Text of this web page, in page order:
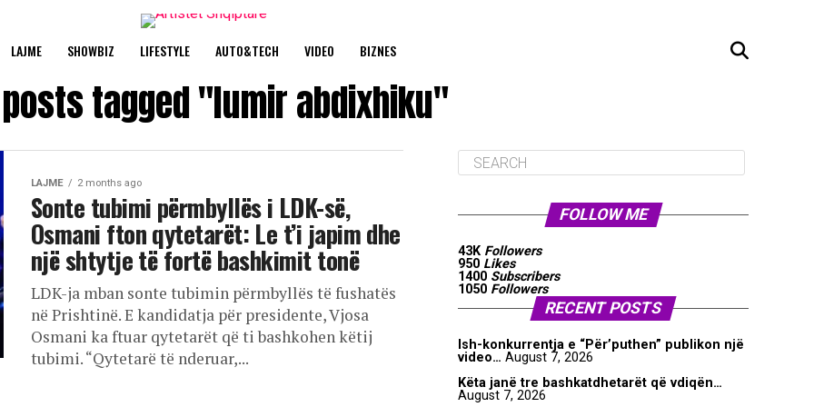
LAJME SHOWBIZ LIFESTYLE AUTO&TECH VIDEO BIZNES
tagged "lumir abdixhiku"
LAJME 2 months ago
Sonte tubimi përmbyllës i LDK-së,
Osmani fton qytetarët: Le t’i japim dhe
një shtytje të fortë bashkimit tonë
LDK-ja mban sonte tubimin përmbyllës të fushatës
në Prishtinë. E kandidatja për presidente, Vjosa
Osmani ka ftuar qytetarët që ti bashkohen këtij
tubimi. “Qytetarë të nderuar,...
FOLLOW ME
43K Followers
950 Likes
1400 Subscribers
1050 Followers
RECENT POSTS
Ish-konkurrentja e “Për’puthen” publikon një
video… August 7, 2026
Këta janë tre bashkatdhetarët që vdiqën…
August 7, 2026